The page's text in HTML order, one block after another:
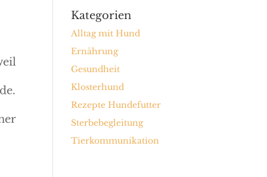
Kategorien
Alltag mit Hund
Ernährung
Gesundheit
Klosterhund
Rezepte Hundefutter
Sterbebegleitung
Tierkommunikation